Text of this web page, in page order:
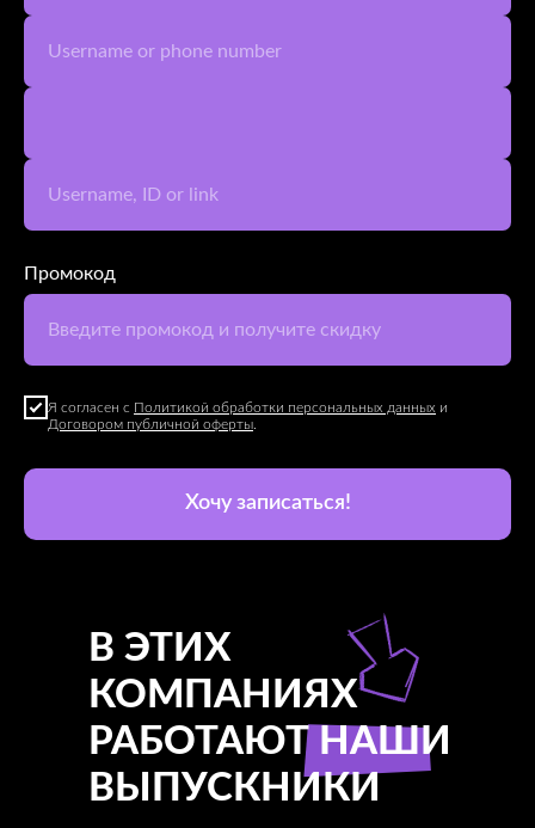
Username or phone number
Username, ID or link
Промокод
Введите промокод и получите скидку
Я согласен с Политикой обработки персональных данных и
Договором публичной оферты
Хочу записаться!
В ЭТИХ
КОМПАНИЯХ
РАБОТАЮТ НАШИ
ВЫПУСКНИКИ